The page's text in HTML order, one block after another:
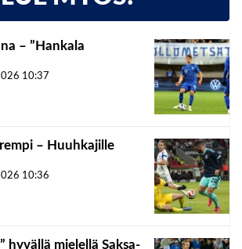
– ”Hankala
10:37
– Huuhkajille
10:36
hyvällä mielellä Saksa-